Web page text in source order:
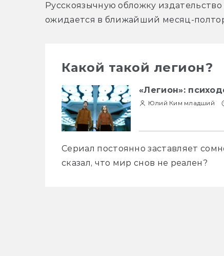
Русскоязычную обложку
ожидается в ближайший месяц-
Какой такой легион?
«Легион»:
Юлий Ким младший
Cериал постоянно заставляет
сказал, что мир снов не реален?